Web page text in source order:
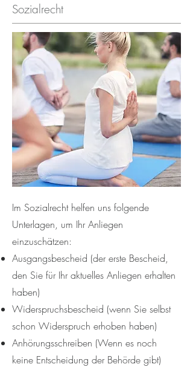
Sozialrecht
Im Sozialrecht helfen uns folgende
Unterlagen, um Ihr Anliegen
einzuschätzen:
Ausgangsbescheid (der erste Bescheid,
den Sie für Ihr aktuelles Anliegen erhalten
haben)
Widerspruchsbescheid (wenn Sie selbst
schon Widerspruch erhoben haben)
Anhörungsschreiben (Wenn es noch
keine Entscheidung der Behörde gibt)